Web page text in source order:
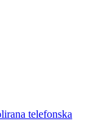
telefonska